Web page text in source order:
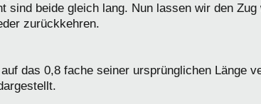
sind beide gleich lang. Nun lassen wir den
zurückkehren.
das 0,8 fache seiner ursprünglichen Länge